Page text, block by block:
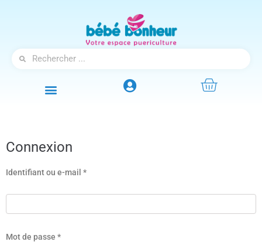
Connexion
Identifiant ou e-mail *
Mot de passe *